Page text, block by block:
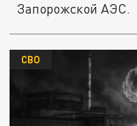
Запорожской АЭС.
СВО